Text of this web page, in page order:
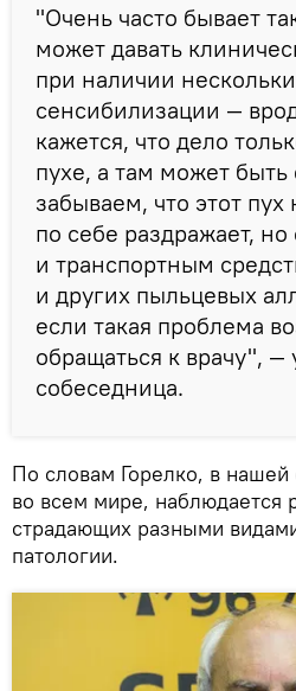
"Очень часто бывает
может давать
при наличии
сенсибилизации —
кажется, что дело
пухе, а там может
забываем, что этот пух
по себе раздражает, но
и транспортным
и других пыльцевых
если такая проблема
обращаться к врачу", —
собеседница.
По словам Горелко, в нашей
во всем мире, наблюдается
страдающих разными
патологии.